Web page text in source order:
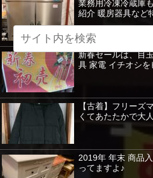
業務用冷凍冷蔵庫
紹介 暖房器具など
新春セールは、目
具 家電 イチオシを
【古着】フリーズ
くてあたたかで大
2019年 年末 商品
ってますよ♪